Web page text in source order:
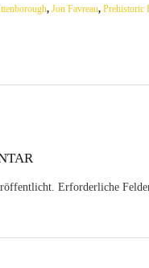
,Jon Favreau,Prehistoric
Erforderliche